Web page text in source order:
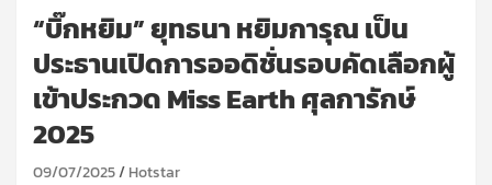
“บิ๊กหยิม” ยุทธนา หยิมการุณ เป็น
ประธานเปิดการออดิชั่นรอบคัดเลือกผู้
เข้าประกวด Miss Earth ศุลการักษ์
2025
09/07/2025 Hotstar